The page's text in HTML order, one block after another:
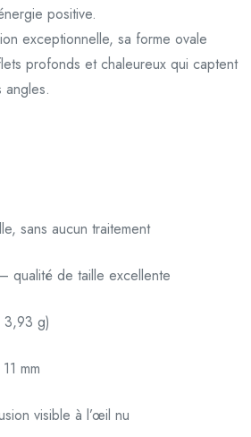
positive.
exceptionnelle, sa forme ovale
profonds et chaleureux qui captent
angles.
sans aucun traitement
qualité de taille excellente
3,93 g)
mm
visible à l’œil nu